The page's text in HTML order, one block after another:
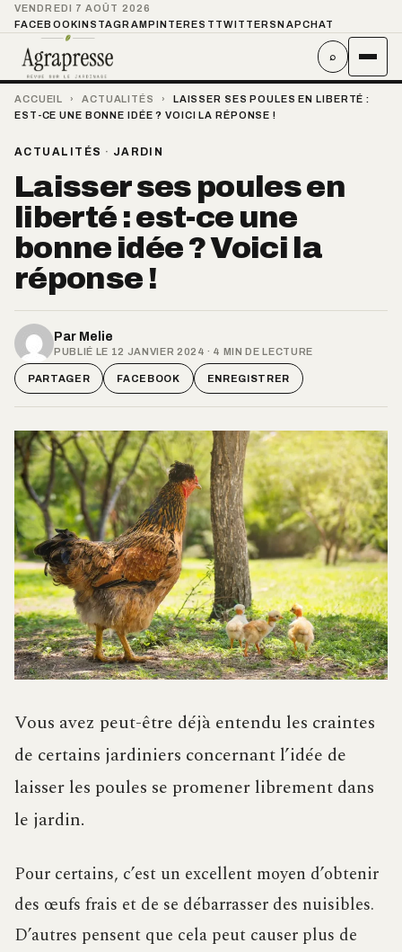
VENDREDI 7 AOÛT 2026
FACEBOOKINSTAGRAMPINTEREST TWITTER SNAPCHAT
⌕
ACCUEIL › ACTUALITÉS ›
LAISSER SES POULES EN LIBERTÉ :
EST-CE UNE BONNE IDÉE ? VOICI LA RÉPONSE !
ACTUALITÉS · JARDIN
Laisser ses poules en
liberté : est-ce une
bonne idée ? Voici la
réponse !
Par Melie
PUBLIÉ LE 12 JANVIER 2024 · 4 MIN DE LECTURE
PARTAGER FACEBOOK ENREGISTRER
Vous avez peut-être déjà entendu les craintes
de certains jardiniers concernant l’idée de
laisser les poules se promener librement dans
le jardin.
Pour certains, c’est un excellent moyen d’obtenir
des œufs frais et de se débarrasser des nuisibles.
D’autres pensent que cela peut causer plus de